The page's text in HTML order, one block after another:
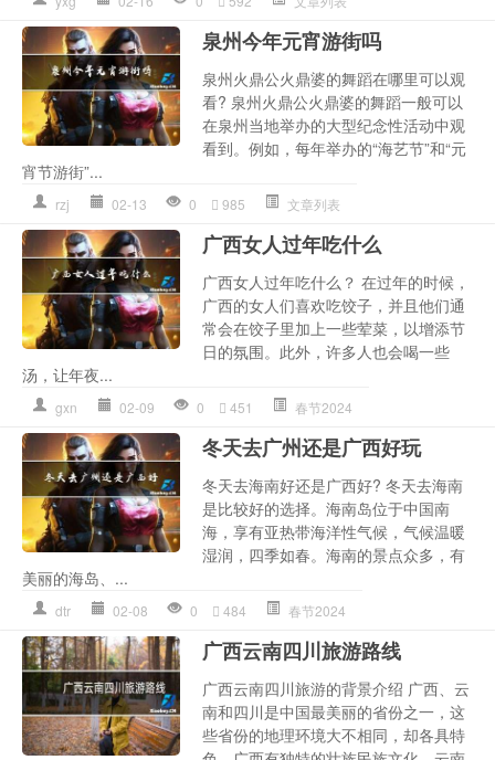
泉州今年元宵游街吗
泉州火鼎公火鼎婆的舞蹈在哪里可以观
看? 泉州火鼎公火鼎婆的舞蹈一般可以
在泉州当地举办的大型纪念性活动中观
看到。例如，每年举办的“海艺节”和“元
宵节游街”...
rzj 02-13 0 985 文章列表
广西女人过年吃什么
广西女人过年吃什么？ 在过年的时候，
广西的女人们喜欢吃饺子，并且他们通
常会在饺子里加上一些荤菜，以增添节
日的氛围。此外，许多人也会喝一些
汤，让年夜...
gxn 02-09 0 451 春节2024
冬天去广州还是广西好玩
冬天去海南好还是广西好? 冬天去海南
是比较好的选择。海南岛位于中国南
海，享有亚热带海洋性气候，气候温暖
湿润，四季如春。海南的景点众多，有
美丽的海岛、...
dtr 02-08 0 484 春节2024
广西云南四川旅游路线
广西云南四川旅游的背景介绍 广西、云
南和四川是中国最美丽的省份之一，这
些省份的地理环境大不相同，却各具特